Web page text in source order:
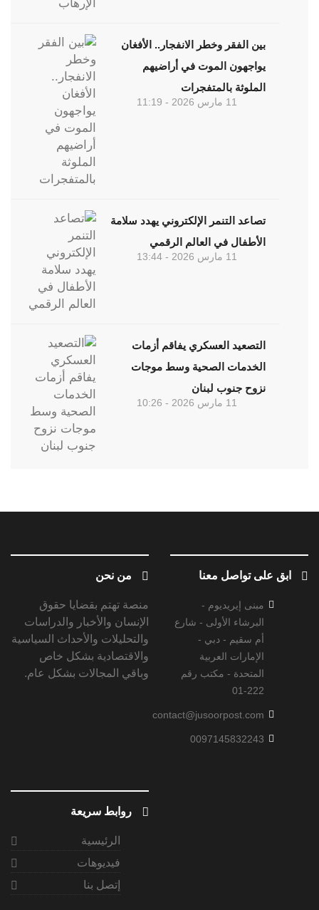
بين الفقر وخطر الانفجار.. الأفغان
يواجهون الموت في أراضيهم
الملوثة بالمتفجرات
11 مارس 2026 - 11:19
تصاعد التنمر الإلكتروني يهدد سلامة
الأطفال في العالم الرقمي
11 مارس 2026 - 13:44
التصعيد العسكري يفاقم أزمات
الخدمات الصحية وسط موجات
نزوح جنوب لبنان
11 مارس 2026 - 10:26
من نحن
منصة تهتم بقضايا حقوق
الإنسان والأخبار والدراسات
والتحليلات والأحداث السياسية
والاقتصادية بشكل خاص
وباقي المجالات بشكل عام.
ابق على تواصل معنا
مبنى إيريديوم -
البرشاء الأولى - شارع
أم سقيم - دبي -
الإمارات العربية
المتحدة - مكتب رقم
222-01
contact@jusoorpost.com
0097145832243
روابط سريعة
الرئيسية
فيديوهات
إتصل بنا